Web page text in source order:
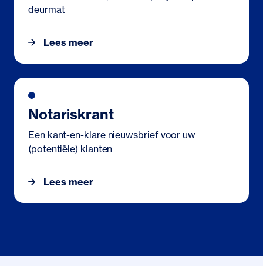
deurmat
Lees meer
Notariskrant
Een kant-en-klare nieuwsbrief voor uw
(potentiële) klanten
Lees meer